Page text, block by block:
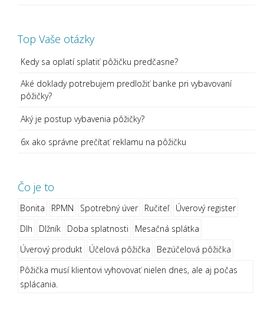
Top Vaše otázky
Kedy sa oplatí splatiť pôžičku predčasne?
Aké doklady potrebujem predložiť banke pri vybavovaní
pôžičky?
Aký je postup vybavenia pôžičky?
6x ako správne prečítať reklamu na pôžičku
Čo je to
Bonita RPMN Spotrebný úver Ručiteľ
Úverový register
Dlh
Dlžník Doba splatnosti
Mesačná splátka
Úverový produkt
Účelová pôžička
Bezúčelová pôžička
Pôžička musí klientovi vyhovovať nielen dnes, ale aj počas
splácania.